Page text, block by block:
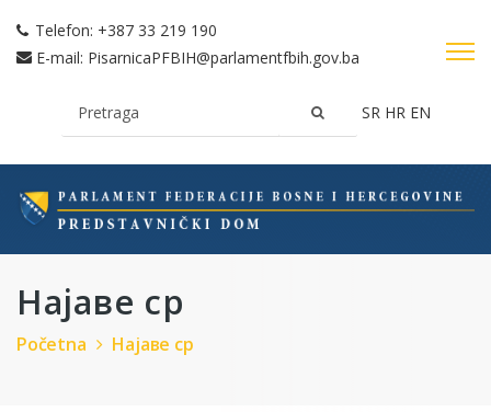
Telefon: +387 33 219 190
E-mail: PisarnicaPFBIH@parlamentfbih.gov.ba
SR HR EN
Најаве ср
Početna Најаве ср